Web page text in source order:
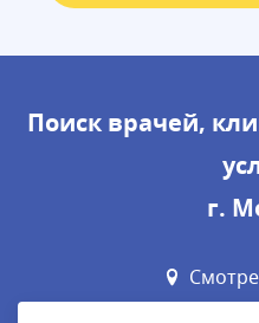
Поиск врачей,
г.